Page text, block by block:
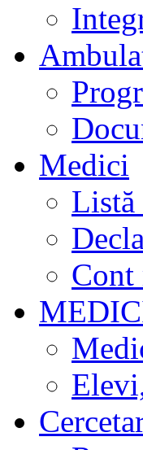
Medici
Listă
Cont